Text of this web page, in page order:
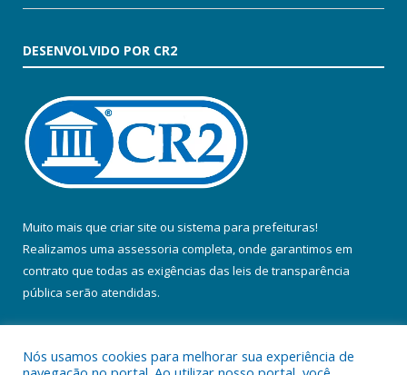
DESENVOLVIDO POR CR2
Muito mais que criar site ou sistema para prefeituras!
Realizamos uma assessoria completa, onde garantimos em
contrato que todas as exigências das leis de transparência
pública serão atendidas.
Nós usamos cookies para melhorar sua experiência de